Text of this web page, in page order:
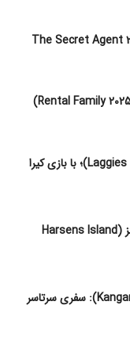
پیشنهاد فیلم کند ذهن ها (Laggies 2014)؛ با بازی کیرا
پیشنهاد فیلم انتقام جزیره هارسنز (Harsens Island
پیشنهاد فیلم کانگورو (Kangaroo 2025): سفری سرتاسر